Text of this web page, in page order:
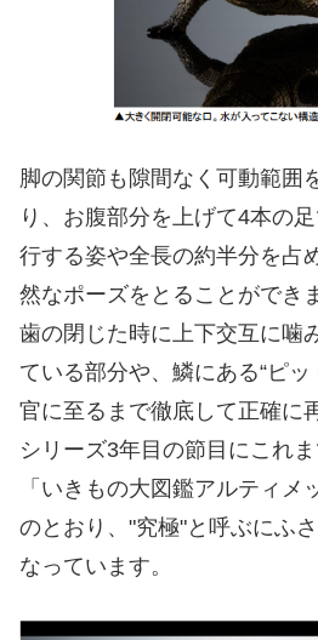
脚の関節も隙間なく可動範囲
り、お腹部分を上げて4本の
行する姿や全長の約半分を占
然なポーズをとることができ
歯の閉じた時に上下交互に噛
ている部分や、鱗にある“ピ
官に至るまで徹底して正確に
シリーズ3年目の節目にこれ
「いきもの大図鑑アルティメ
のとおり、"究極"と呼ぶにふ
なっています。